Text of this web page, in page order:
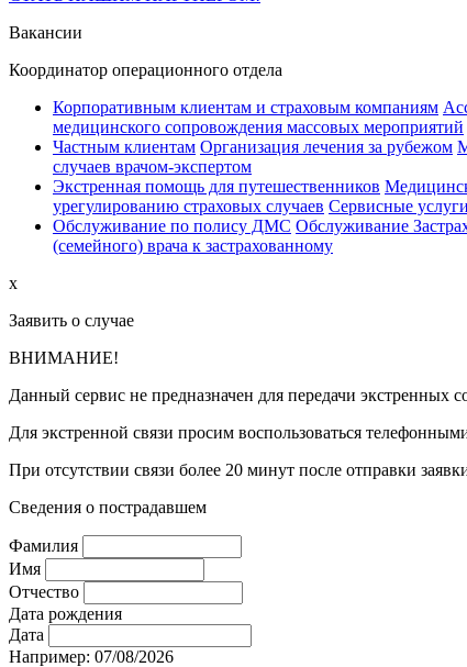
Вакансии
Координатор операционного отдела
Корпоративным клиентам и страховым компаниям
медицинского сопровождения массовых мероприятий
Частным клиентам Организация лечения за рубежом
случаев врачом-экспертом
Экстренная помощь для путешественников
урегулированию страховых случаев Сервисные услуги
Обслуживание по полису ДМС Обслуживание
(семейного) врача к застрахованному
x
Заявить о случае
ВНИМАНИЕ!
Данный сервис не предназначен для передачи экстренных
Для экстренной связи просим воспользоваться
При отсутствии связи более 20 минут после отправки
Сведения о пострадавшем
Фамилия
Имя
Отчество
Дата рождения
Дата
Например: 07/08/2026